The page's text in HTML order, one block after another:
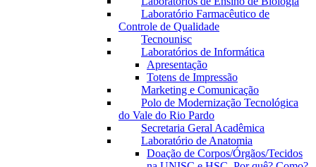
Laboratório Farmacêutico de
Controle de Qualidade
Tecnounisc
Laboratórios de Informática
Apresentação
Totens de Impressão
Marketing e Comunicação
Polo de Modernização Tecnológica
do Vale do Rio Pardo
Secretaria Geral Acadêmica
Laboratório de Anatomia
Doação de Corpos/Órgãos/Tecidos